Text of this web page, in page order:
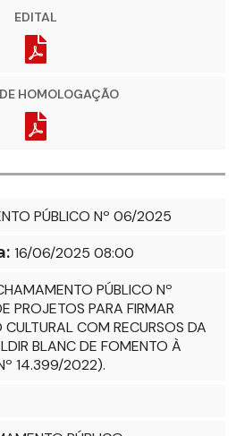
EDITAL
HOMOLOGAÇÃO
PÚBLICO Nº 06/2025
16/06/2025 08:00
PÚBLICO Nº
PARA FIRMAR
COM RECURSOS DA
BLANC DE FOMENTO À
14.399/2022).